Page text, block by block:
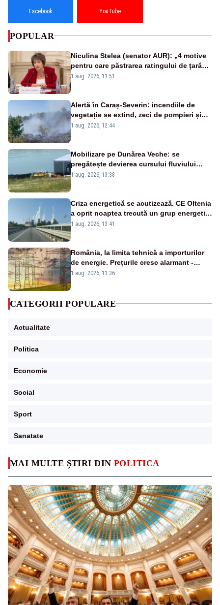
MAI MULTE ȘTIRI DIN POLITICA
Facebook YouTube
POPULAR
Niculina Stelea (senator AUR): „4 motive
pentru care păstrarea ratingului de țară
nu este o reușită pentru Guvernul
1 aug. 2026, 11:51
Alertă în Caraș-Severin: incendiile de
vegetație se extind, zeci de pompieri și
silvicultori se luptă cu flăcările - VIDEO
1 aug. 2026, 12:44
Mobilizare pe Dunărea Veche: se
pregătește devierea cursului fluviului
către Cernavodă – VIDEO
1 aug. 2026, 13:38
Criza energetică se acutizează. CE Oltenia
a oprit noaptea trecută un grup energetic
de la Rovinari
1 aug. 2026, 13:41
România, la limita tehnică a importurilor
de energie. Prețurile cresc alarmant -
Analiză Realitatea Plus
1 aug. 2026, 11:36
CATEGORII POPULARE
Actualitate
Politica
Economie
Social
Sport
Sanatate